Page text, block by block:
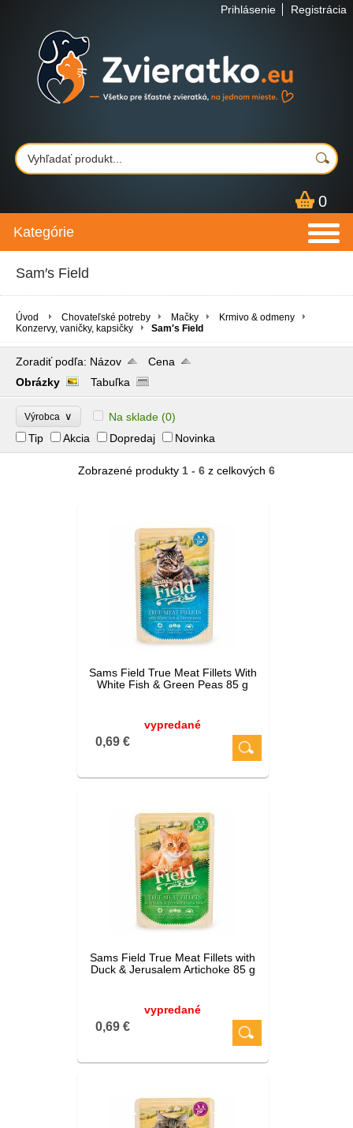
Prihlásenie Registrácia
0
Kategórie
Sam′s Field
Úvod Chovateľské potreby Mačky
Krmivo & odmeny
Konzervy, vaničky, kapsičky
Sam′s Field
Zoradiť podľa: Názov
Cena
Obrázky
Tabuľka
Výrobca ∨ Na sklade (0)
Tip
Akcia Dopredaj Novinka
Zobrazené produkty 1 - 6 z celkových 6
Sams Field True Meat Fillets With
White Fish & Green Peas 85 g
vypredané
0,69 €
Sams Field True Meat Fillets with
Duck & Jerusalem Artichoke 85 g
vypredané
0,69 €